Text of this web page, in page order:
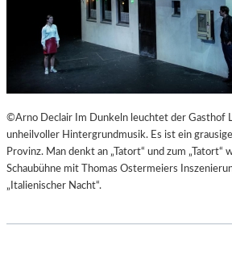
©Arno Declair Im Dunkeln leuchtet der Gasthof
unheilvoller Hintergrundmusik. Es ist ein
Provinz. Man denkt an „Tatort“ und zum „Tatort“
Schaubühne mit Thomas Ostermeiers
„Italienischer Nacht“.